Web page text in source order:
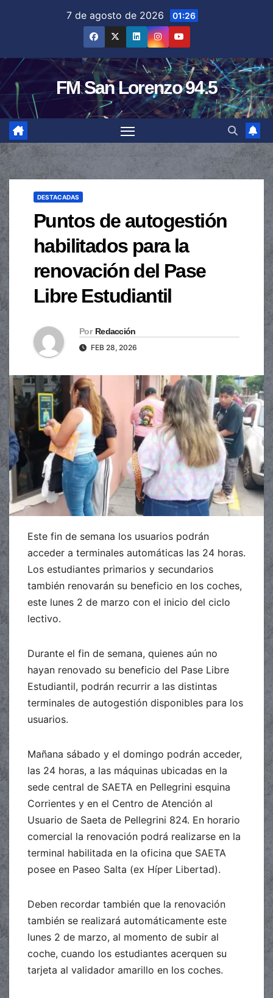
7 de agosto de 2026 01:26
FM San Lorenzo 94.5
DESTACADAS
Puntos de autogestión
habilitados para la
renovación del Pase
Libre Estudiantil
Por Redacción
FEB 28, 2026
Este fin de semana los usuarios podrán
acceder a terminales automáticas las 24 horas.
Los estudiantes primarios y secundarios
también renovarán su beneficio en los coches,
este lunes 2 de marzo con el inicio del ciclo
lectivo.
Durante el fin de semana, quienes aún no
hayan renovado su beneficio del Pase Libre
Estudiantil, podrán recurrir a las distintas
terminales de autogestión disponibles para los
usuarios.
Mañana sábado y el domingo podrán acceder,
las 24 horas, a las máquinas ubicadas en la
sede central de SAETA en Pellegrini esquina
Corrientes y en el Centro de Atención al
Usuario de Saeta de Pellegrini 824. En horario
comercial la renovación podrá realizarse en la
terminal habilitada en la oficina que SAETA
posee en Paseo Salta (ex Híper Libertad).
Deben recordar también que la renovación
también se realizará automáticamente este
lunes 2 de marzo, al momento de subir al
coche, cuando los estudiantes acerquen su
tarjeta al validador amarillo en los coches.